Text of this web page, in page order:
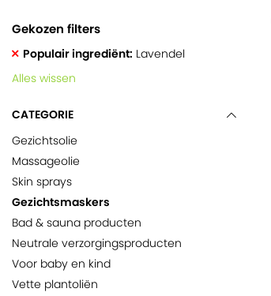
Gekozen filters
Populair ingrediënt Lavendel
Alles wissen
CATEGORIE
Gezichtsolie
Massageolie
Skin sprays
Gezichtsmaskers
Bad & sauna producten
Neutrale verzorgingsproducten
Voor baby en kind
Vette plantoliën